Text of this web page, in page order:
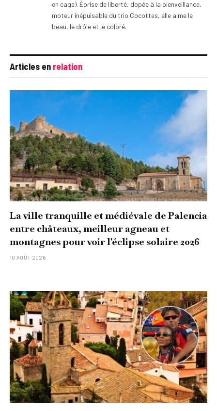
en cage). Éprise de liberté, dopée à la bienveillance,
moteur inépuisable du trio Cocottes, elle aime le
beau, le drôle et le coloré.
Articles en relation
La ville tranquille et médiévale de Palencia
entre châteaux, meilleur agneau et
montagnes pour voir l'éclipse solaire 2026
10 AOÛT 2026